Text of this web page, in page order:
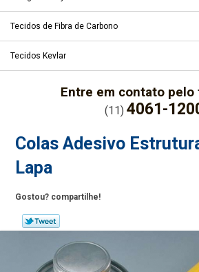
Tecidos de Fibra de Carbono
Tecidos Kevlar
Entre em contato pelo
(11) 4061-
Colas Adesivo
Lapa
Gostou? compartilhe!